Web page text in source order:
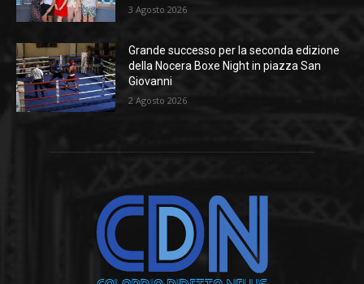
3 Agosto 2026
Grande successo per la seconda edizione
della Nocera Boxe Night in piazza San
Giovanni
2 Agosto 2026